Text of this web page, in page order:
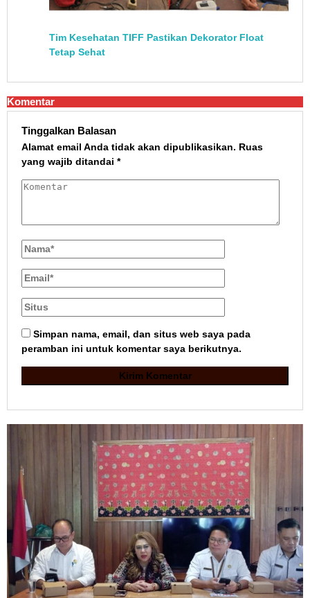
Tim Kesehatan TIFF Pastikan Dekorator Float
Tetap Sehat
Komentar
Tinggalkan Balasan
Alamat email Anda tidak akan dipublikasikan. Ruas
yang wajib ditandai *
Simpan nama, email, dan situs web saya pada
peramban ini untuk komentar saya berikutnya.